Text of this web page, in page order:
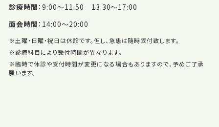
診療時間 9:00〜11:50 13:30〜17:00
面会時間 14:00〜20:00
※土曜・日曜・祝日は休診です。但し、急患は随時受付致します。
※診療科目により受付時間が異なります。
※臨時で休診や受付時間が変更になる場合もありますので、予めご了承
願います。